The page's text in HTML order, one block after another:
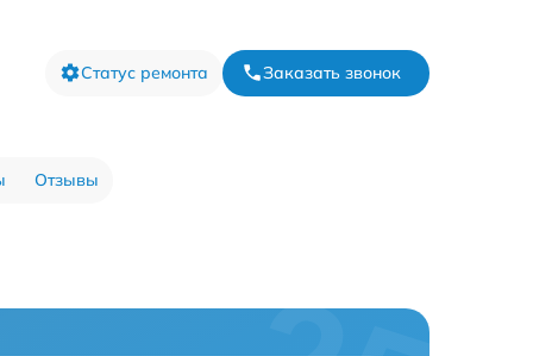
Статус ремонта Заказать звонок
Отзывы